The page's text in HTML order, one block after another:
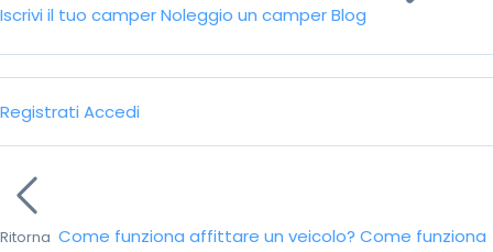
Iscrivi il tuo camperNoleggio un camperBlog
Registrati Accedi
Ritorna Come funziona affittare un veicolo? Come funziona